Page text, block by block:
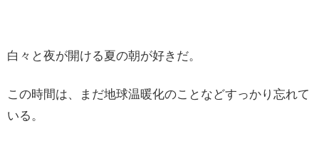
白々と夜が開ける夏の朝が好きだ。
この時間は、まだ地球温暖化のことなどすっかり忘れて
いる。